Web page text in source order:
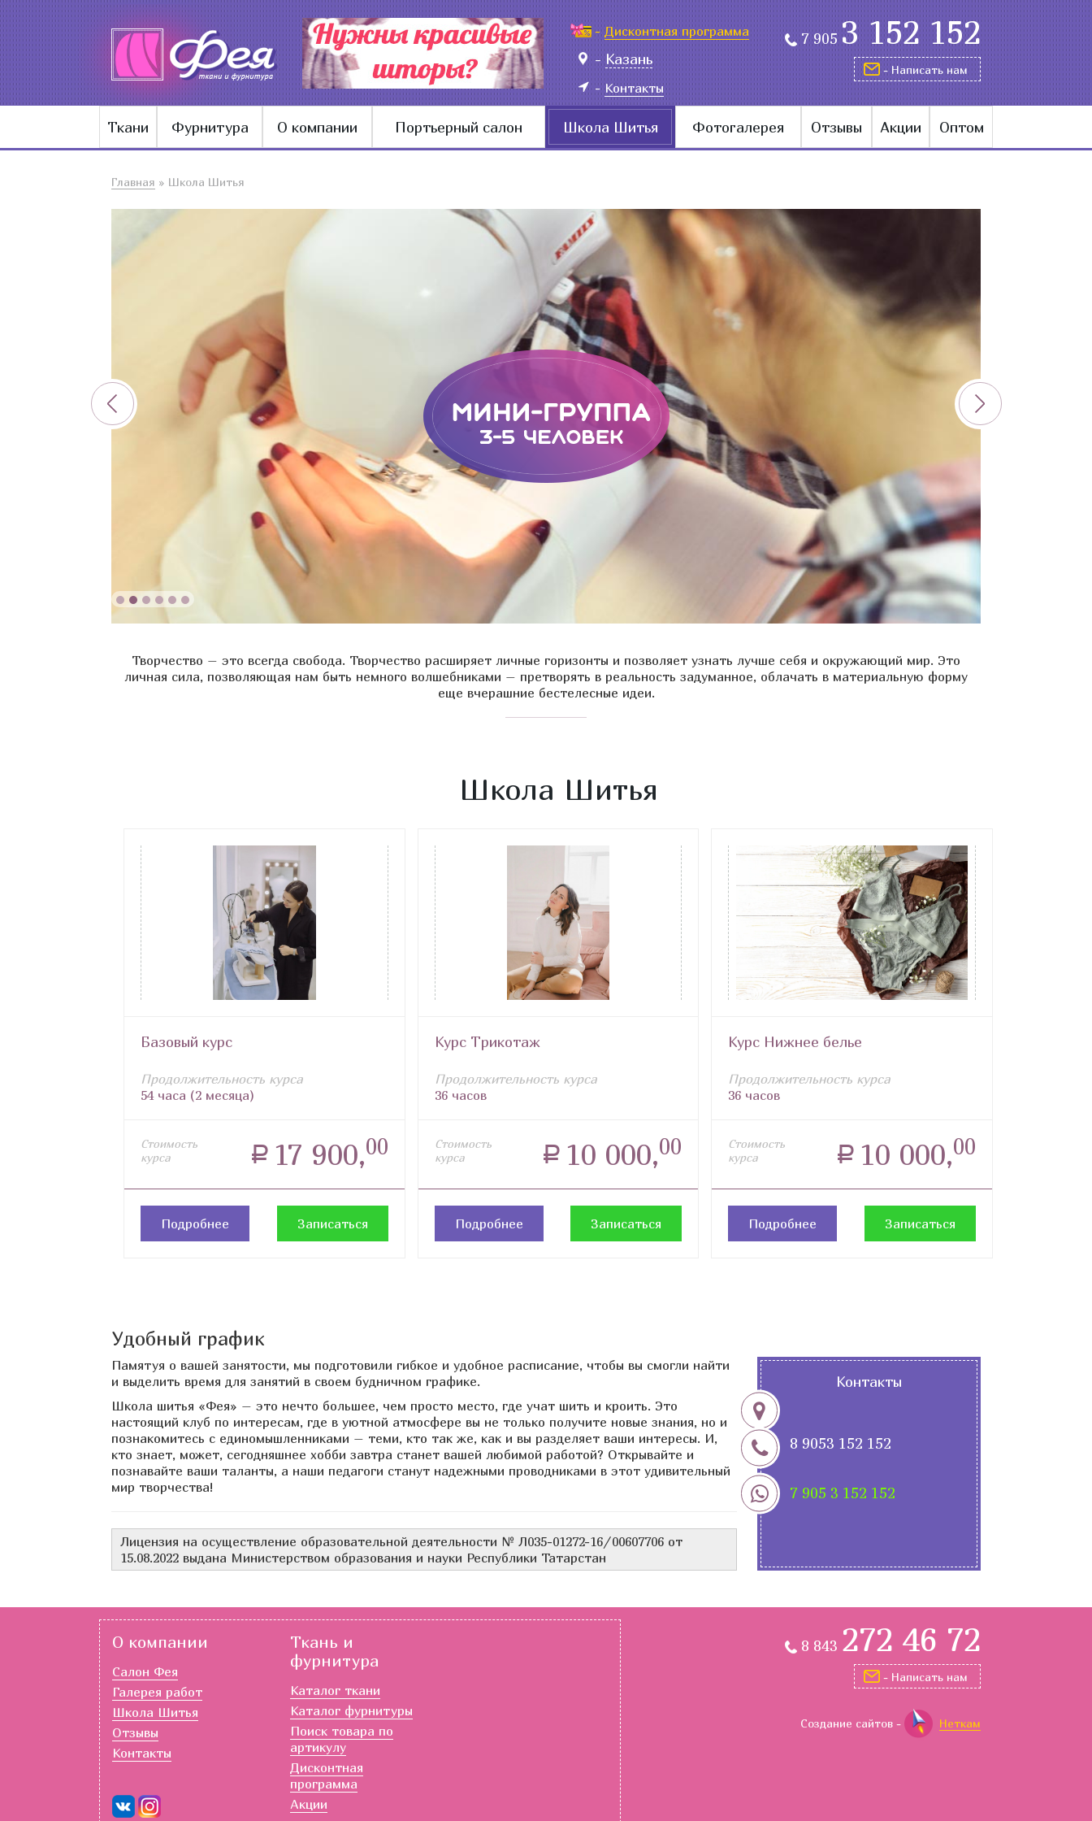
-Дисконтная программа
-Казань
-Контакты
7 9053 152 152
- Написать нам
Ткани Фурнитура О компании Портьерный салон Школа Шитья Фотогалерея Отзывы Акции Оптом
Главная » Школа Шитья
Творчество – это всегда свобода. Творчество расширяет личные горизонты и позволяет узнать лучше себя и окружающий мир. Это
личная сила, позволяющая нам быть немного волшебниками – претворять в реальность задуманное, облачать в материальную форму
еще вчерашние бестелесные идеи.
Школа Шитья
Базовый курс
Продолжительность курса
54 часа (2 месяца)
Стоимость
курса
a 17 900,00
Подробнее Записаться
Курс Трикотаж
Продолжительность курса
36 часов
Стоимость
курса
a 10 000,00
Подробнее Записаться
Курс Нижнее белье
Продолжительность курса
36 часов
Стоимость
курса
a 10 000,00
Подробнее Записаться
Удобный график
Памятуя о вашей занятости, мы подготовили гибкое и удобное расписание, чтобы вы смогли найти
и выделить время для занятий в своем будничном графике.
Школа шитья «Фея» – это нечто большее, чем просто место, где учат шить и кроить. Это
настоящий клуб по интересам, где в уютной атмосфере вы не только получите новые знания, но и
познакомитесь с единомышленниками – теми, кто так же, как и вы разделяет ваши интересы. И,
кто знает, может, сегодняшнее хобби завтра станет вашей любимой работой? Открывайте и
познавайте ваши таланты, а наши педагоги станут надежными проводниками в этот удивительный
мир творчества!
Лицензия на осуществление образовательной деятельности № Л035-01272-16/00607706 от
15.08.2022 выдана Министерством образования и науки Республики Татарстан
Контакты
8 9053 152 152
7 905 3 152 152
О компании
Салон Фея
Галерея работ
Школа Шитья
Отзывы
Контакты
Ткань и
фурнитура
Каталог ткани
Каталог фурнитуры
Поиск товара по
артикулу
Дисконтная
программа
Акции
8 843 272 46 72
- Написать нам
Создание сайтов- Неткам